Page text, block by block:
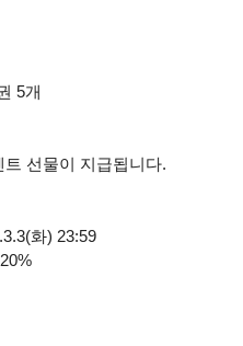
5개
선물이 지급됩니다.
화) 23:59